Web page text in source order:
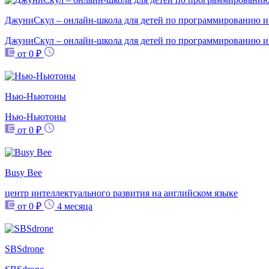
ДжуниСкул – онлайн-школа для детей по программированию
ДжуниСкул – онлайн-школа для детей по программированию
от 0 ₽
Нью-Ньютоны
Нью-Ньютоны
от 0 ₽
Busy Bee
центр интеллектуального развития на английском языке
от 0 ₽
4 месяца
SBSdrone